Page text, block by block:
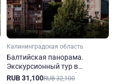
Калининградская область
Балтийская панорама.
Экскурсионный тур в
Калининградскую область
RUB 31,100RUB 32,100